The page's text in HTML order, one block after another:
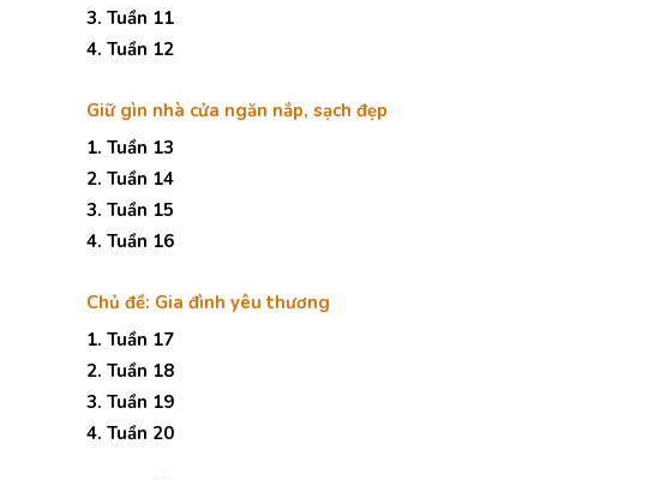
3. Tuần 11
4. Tuần 12
Giữ gìn nhà cửa ngăn nắp, sạch đẹp
1. Tuần 13
2. Tuần 14
3. Tuần 15
4. Tuần 16
Chủ đề: Gia đình yêu thương
1. Tuần 17
2. Tuần 18
3. Tuần 19
4. Tuần 20